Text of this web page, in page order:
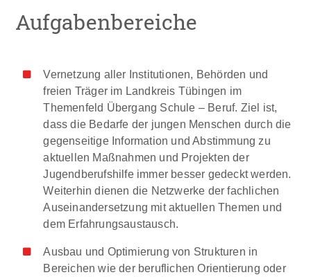
Aufgabenbereiche
Vernetzung aller Institutionen, Behörden und
freien Träger im Landkreis Tübingen im
Themenfeld Übergang Schule – Beruf. Ziel ist,
dass die Bedarfe der jungen Menschen durch die
gegenseitige Information und Abstimmung zu
aktuellen Maßnahmen und Projekten der
Jugendberufshilfe immer besser gedeckt werden.
Weiterhin dienen die Netzwerke der fachlichen
Auseinandersetzung mit aktuellen Themen und
dem Erfahrungsaustausch.
Ausbau und Optimierung von Strukturen in
Bereichen wie der beruflichen Orientierung oder